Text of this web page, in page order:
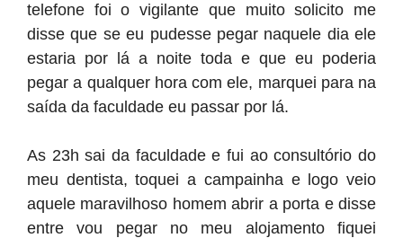
telefone foi o vigilante que muito solicito me
disse que se eu pudesse pegar naquele dia ele
estaria por lá a noite toda e que eu poderia
pegar a qualquer hora com ele, marquei para na
saída da faculdade eu passar por lá.
As 23h sai da faculdade e fui ao consultório do
meu dentista, toquei a campainha e logo veio
aquele maravilhoso homem abrir a porta e disse
entre vou pegar no meu alojamento fiquei